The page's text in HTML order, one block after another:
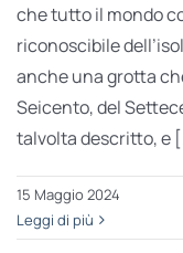
che tutto il mondo
riconoscibile
anche una grotta
Seicento, del
talvolta descritto, e
15 Maggio 2024
Leggi di più